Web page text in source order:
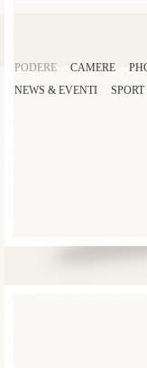
PODERE CAMERE
NEWS & EVENTI
SPORT